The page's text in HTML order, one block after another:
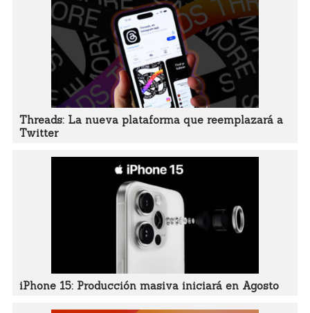
Threads: La nueva plataforma que reemplazará a
Twitter
iPhone 15: Producción masiva iniciará en Agosto